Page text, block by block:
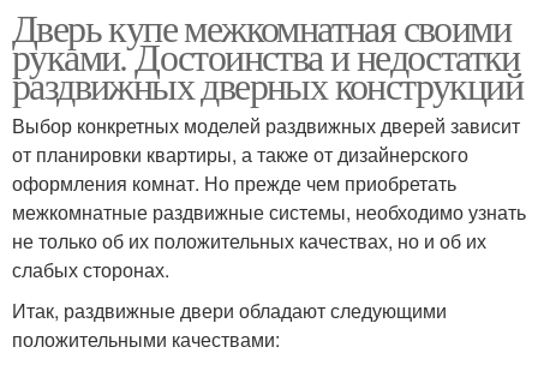
Дверь купе межкомнатная своими
руками. Достоинства и недостатки
раздвижных дверных конструкций
Выбор конкретных моделей раздвижных дверей зависит
от планировки квартиры, а также от дизайнерского
оформления комнат. Но прежде чем приобретать
межкомнатные раздвижные системы, необходимо узнать
не только об их положительных качествах, но и об их
слабых сторонах.
Итак, раздвижные двери обладают следующими
положительными качествами: